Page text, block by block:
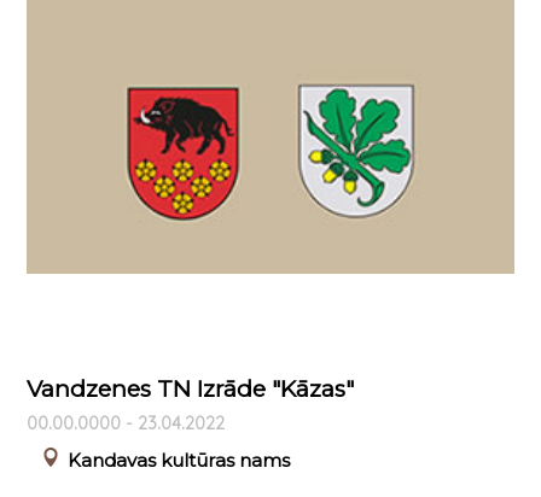
Vandzenes TN Izrāde "Kāzas"
00.00.0000 - 23.04.2022
Kandavas kultūras nams